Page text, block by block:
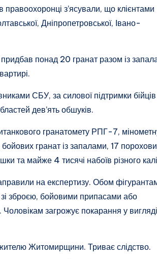
з’ясували, що клієнтами
Дніпропетровської, Івано-
понад 20 гранат разом із
СБУ, за силової підтримки бійців
дев’ять обшуків.
гранатомету РПГ-7,
гранат із запалами, 17
та майже 4 тисячі набоїв різного
на експертизу. Обом
зброєю, бойовими припасами або
загрожує покарання у вигляді
Житомирщини. Триває слідство.